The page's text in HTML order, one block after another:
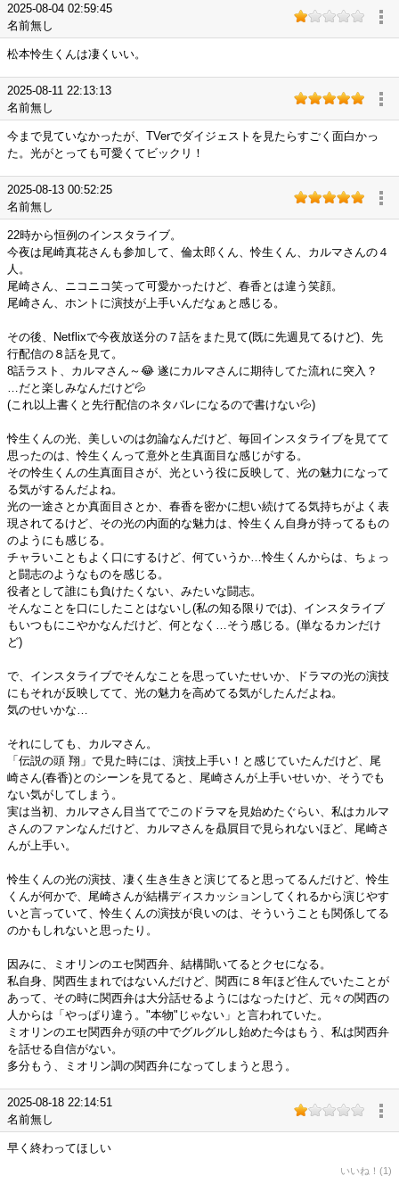
2025-08-04 02:59:45
名前無し
松本怜生くんは凄くいい。
2025-08-11 22:13:13
名前無し
今まで見ていなかったが、TVerでダイジェストを見たらすごく面白かっ
た。光がとっても可愛くてビックリ！
2025-08-13 00:52:25
名前無し
22時から恒例のインスタライブ。
今夜は尾崎真花さんも参加して、倫太郎くん、怜生くん、カルマさんの４
人。
尾崎さん、ニコニコ笑って可愛かったけど、春香とは違う笑顔。
尾崎さん、ホントに演技が上手いんだなぁと感じる。
その後、Netflixで今夜放送分の７話をまた見て(既に先週見てるけど)、先
行配信の８話を見て。
8話ラスト、カルマさん～😂 遂にカルマさんに期待してた流れに突入？
…だと楽しみなんだけど💦
(これ以上書くと先行配信のネタバレになるので書けない💦)
怜生くんの光、美しいのは勿論なんだけど、毎回インスタライブを見てて
思ったのは、怜生くんって意外と生真面目な感じがする。
その怜生くんの生真面目さが、光という役に反映して、光の魅力になって
る気がするんだよね。
光の一途さとか真面目さとか、春香を密かに想い続けてる気持ちがよく表
現されてるけど、その光の内面的な魅力は、怜生くん自身が持ってるもの
のようにも感じる。
チャラいこともよく口にするけど、何ていうか…怜生くんからは、ちょっ
と闘志のようなものを感じる。
役者として誰にも負けたくない、みたいな闘志。
そんなことを口にしたことはないし(私の知る限りでは)、インスタライブ
もいつもにこやかなんだけど、何となく…そう感じる。(単なるカンだけ
ど)
で、インスタライブでそんなことを思っていたせいか、ドラマの光の演技
にもそれが反映してて、光の魅力を高めてる気がしたんだよね。
気のせいかな…
それにしても、カルマさん。
「伝説の頭 翔」で見た時には、演技上手い！と感じていたんだけど、尾
崎さん(春香)とのシーンを見てると、尾崎さんが上手いせいか、そうでも
ない気がしてしまう。
実は当初、カルマさん目当てでこのドラマを見始めたぐらい、私はカルマ
さんのファンなんだけど、カルマさんを贔屓目で見られないほど、尾崎さ
んが上手い。
怜生くんの光の演技、凄く生き生きと演じてると思ってるんだけど、怜生
くんが何かで、尾崎さんが結構ディスカッションしてくれるから演じやす
いと言っていて、怜生くんの演技が良いのは、そういうことも関係してる
のかもしれないと思ったり。
因みに、ミオリンのエセ関西弁、結構聞いてるとクセになる。
私自身、関西生まれではないんだけど、関西に８年ほど住んでいたことが
あって、その時に関西弁は大分話せるようにはなったけど、元々の関西の
人からは「やっぱり違う。"本物"じゃない」と言われていた。
ミオリンのエセ関西弁が頭の中でグルグルし始めた今はもう、私は関西弁
を話せる自信がない。
多分もう、ミオリン調の関西弁になってしまうと思う。
2025-08-18 22:14:51
名前無し
早く終わってほしい
いいね！(1)